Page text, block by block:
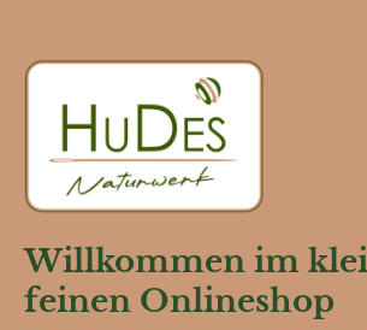
Willkommen im
feinen Onlineshop